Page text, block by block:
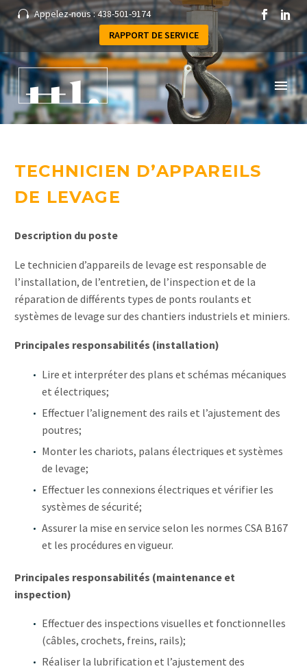

 Appelez-nous : 438-501-9174
RAPPORT DE SERVICE
ENGLISH
TECHNICIEN D’APPAREILS
DE LEVAGE
Description du poste
Le technicien d’appareils de levage est responsable de
l’installation, de l’entretien, de l’inspection et de la
réparation de différents types de ponts roulants et
systèmes de levage sur des chantiers industriels et miniers.
Principales responsabilités (installation)
Lire et interpréter des plans et schémas mécaniques
et électriques;
Effectuer l’alignement des rails et l’ajustement des
poutres;
Monter les chariots, palans électriques et systèmes
de levage;
Effectuer les connexions électriques et vérifier les
systèmes de sécurité;
Assurer la mise en service selon les normes CSA B167
et les procédures en vigueur.
Principales responsabilités (maintenance et
inspection)
Effectuer des inspections visuelles et fonctionnelles
(câbles, crochets, freins, rails);
Réaliser la lubrification et l’ajustement des